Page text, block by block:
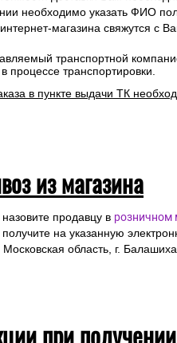
необходимо указать ФИО
магазина свяжутся с
транспортной
процессе транспортировки.
в пункте выдачи ТК
из магазина
продавцу в розничном
на указанную
область, г.
при